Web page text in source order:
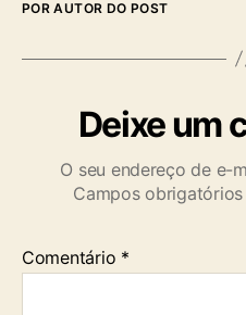
POR AUTOR DO POST
Deixe um
O seu endereço de e-
Campos
Comentário *